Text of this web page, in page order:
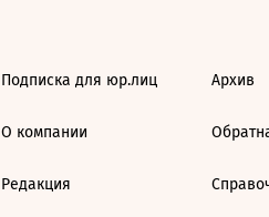
Подписка для юр.лиц
О компании
Редакция
Архив